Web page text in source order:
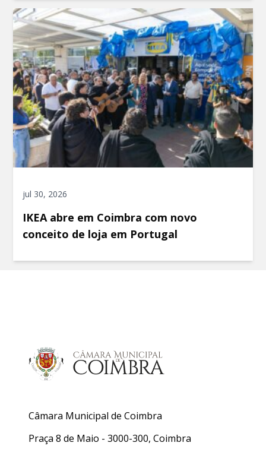
jul 30, 2026
IKEA abre em Coimbra com novo
conceito de loja em Portugal
Câmara Municipal de Coimbra
Praça 8 de Maio - 3000-300, Coimbra